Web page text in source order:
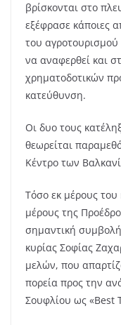
βρίσκονται στο
εξέφρασε κάποιες
του
να αναφερθεί και
χρηματοδοτικών
κατεύθυνση.
Οι δυο τους
θεωρείται
Κέντρο των
Τόσο εκ μέρους του
μέρους της
σημαντική
κυρίας Σοφίας
μελών, που
πορεία προς την
Σουφλίου ως «Best